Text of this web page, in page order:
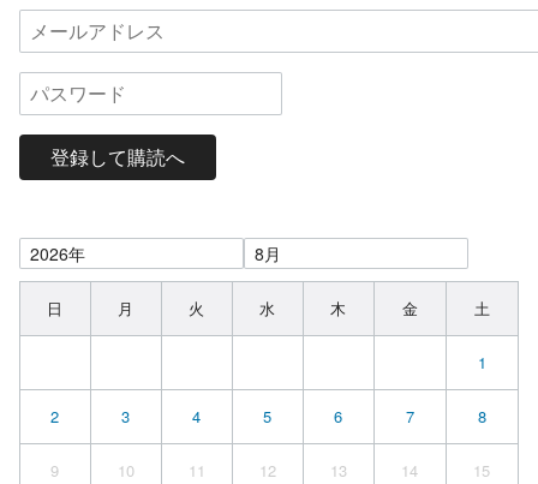
登録して購読へ
日 月 火 水 木 金 土
1
2 3 4 5 6 7 8
9 10 11 12 13 14 15